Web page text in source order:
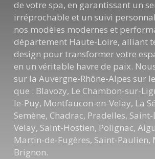
de votre spa, en garantissant un
irréprochable et un suivi
nos modèles modernes et
département Haute-Loire, alliant
design pour transformer votre
en un véritable havre de paix.
sur la Auvergne-Rhône-Alpes sur
que : Blavozy, Le Chambon-sur-
le-Puy, Montfaucon-en-Velay, La
Semène, Chadrac, Pradelles,
Velay, Saint-Hostien, Polignac,
Martin-de-Fugères, Saint-Paulien,
Brignon.